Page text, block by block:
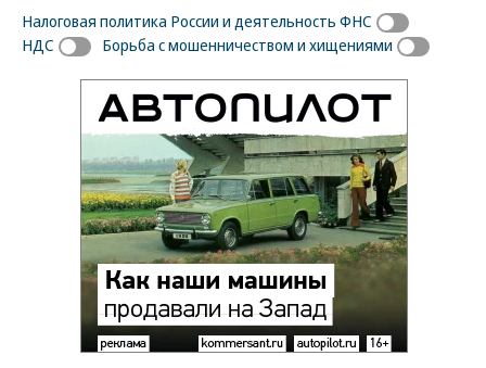
Налоговая политика России и деятельность ФНС
НДС
Борьба с мошенничеством и хищениями